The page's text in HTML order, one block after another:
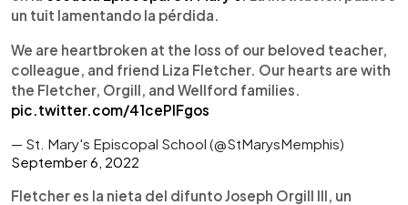
un tuit lamentando la pérdida.
We are heartbroken at the loss of our beloved teacher,
colleague, and friend Liza Fletcher. Our hearts are with
the Fletcher, Orgill, and Wellford families.
pic.twitter.com/41cePIFgos
— St. Mary's Episcopal School (@StMarysMemphis)
September 6, 2022
Fletcher es la nieta del difunto Joseph Orgill III, un